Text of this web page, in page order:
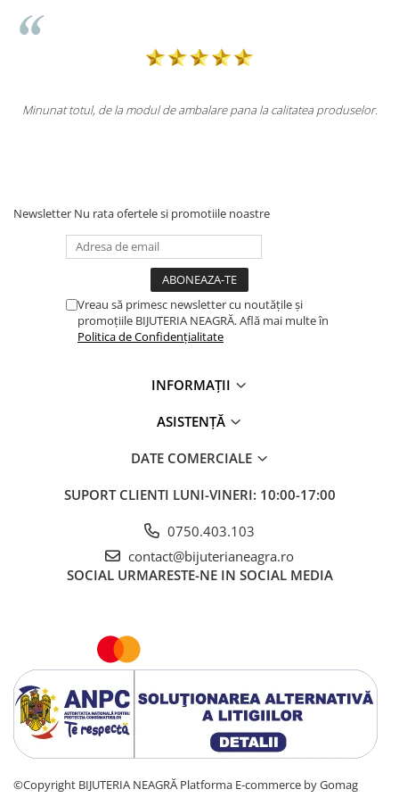
Minunat totul, de la modul de ambalare pana la calitatea produselor.
Newsletter Nu rata ofertele si promotiile noastre
Vreau să primesc newsletter cu noutățile și
promoțiile BIJUTERIA NEAGRĂ. Află mai multe în
Politica de Confidențialitate
INFORMAȚII
ASISTENȚĂ
DATE COMERCIALE
SUPORT CLIENTI LUNI-VINERI: 10:00-17:00
0750.403.103
contact@bijuterianeagra.ro
SOCIAL URMARESTE-NE IN SOCIAL MEDIA
©Copyright BIJUTERIA NEAGRĂ Platforma E-commerce by Gomag